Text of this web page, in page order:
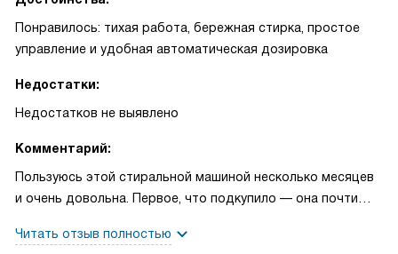
Понравилось: тихая работа, бережная стирка, простое
управление и удобная автоматическая дозировка
Недостатки:
Недостатков не выявлено
Комментарий:
Пользуюсь этой стиральной машиной несколько месяцев
и очень довольна. Первое, что подкупило — она почти
программы, и дом не будит. Объёма хватает для
Читать отзыв полностью